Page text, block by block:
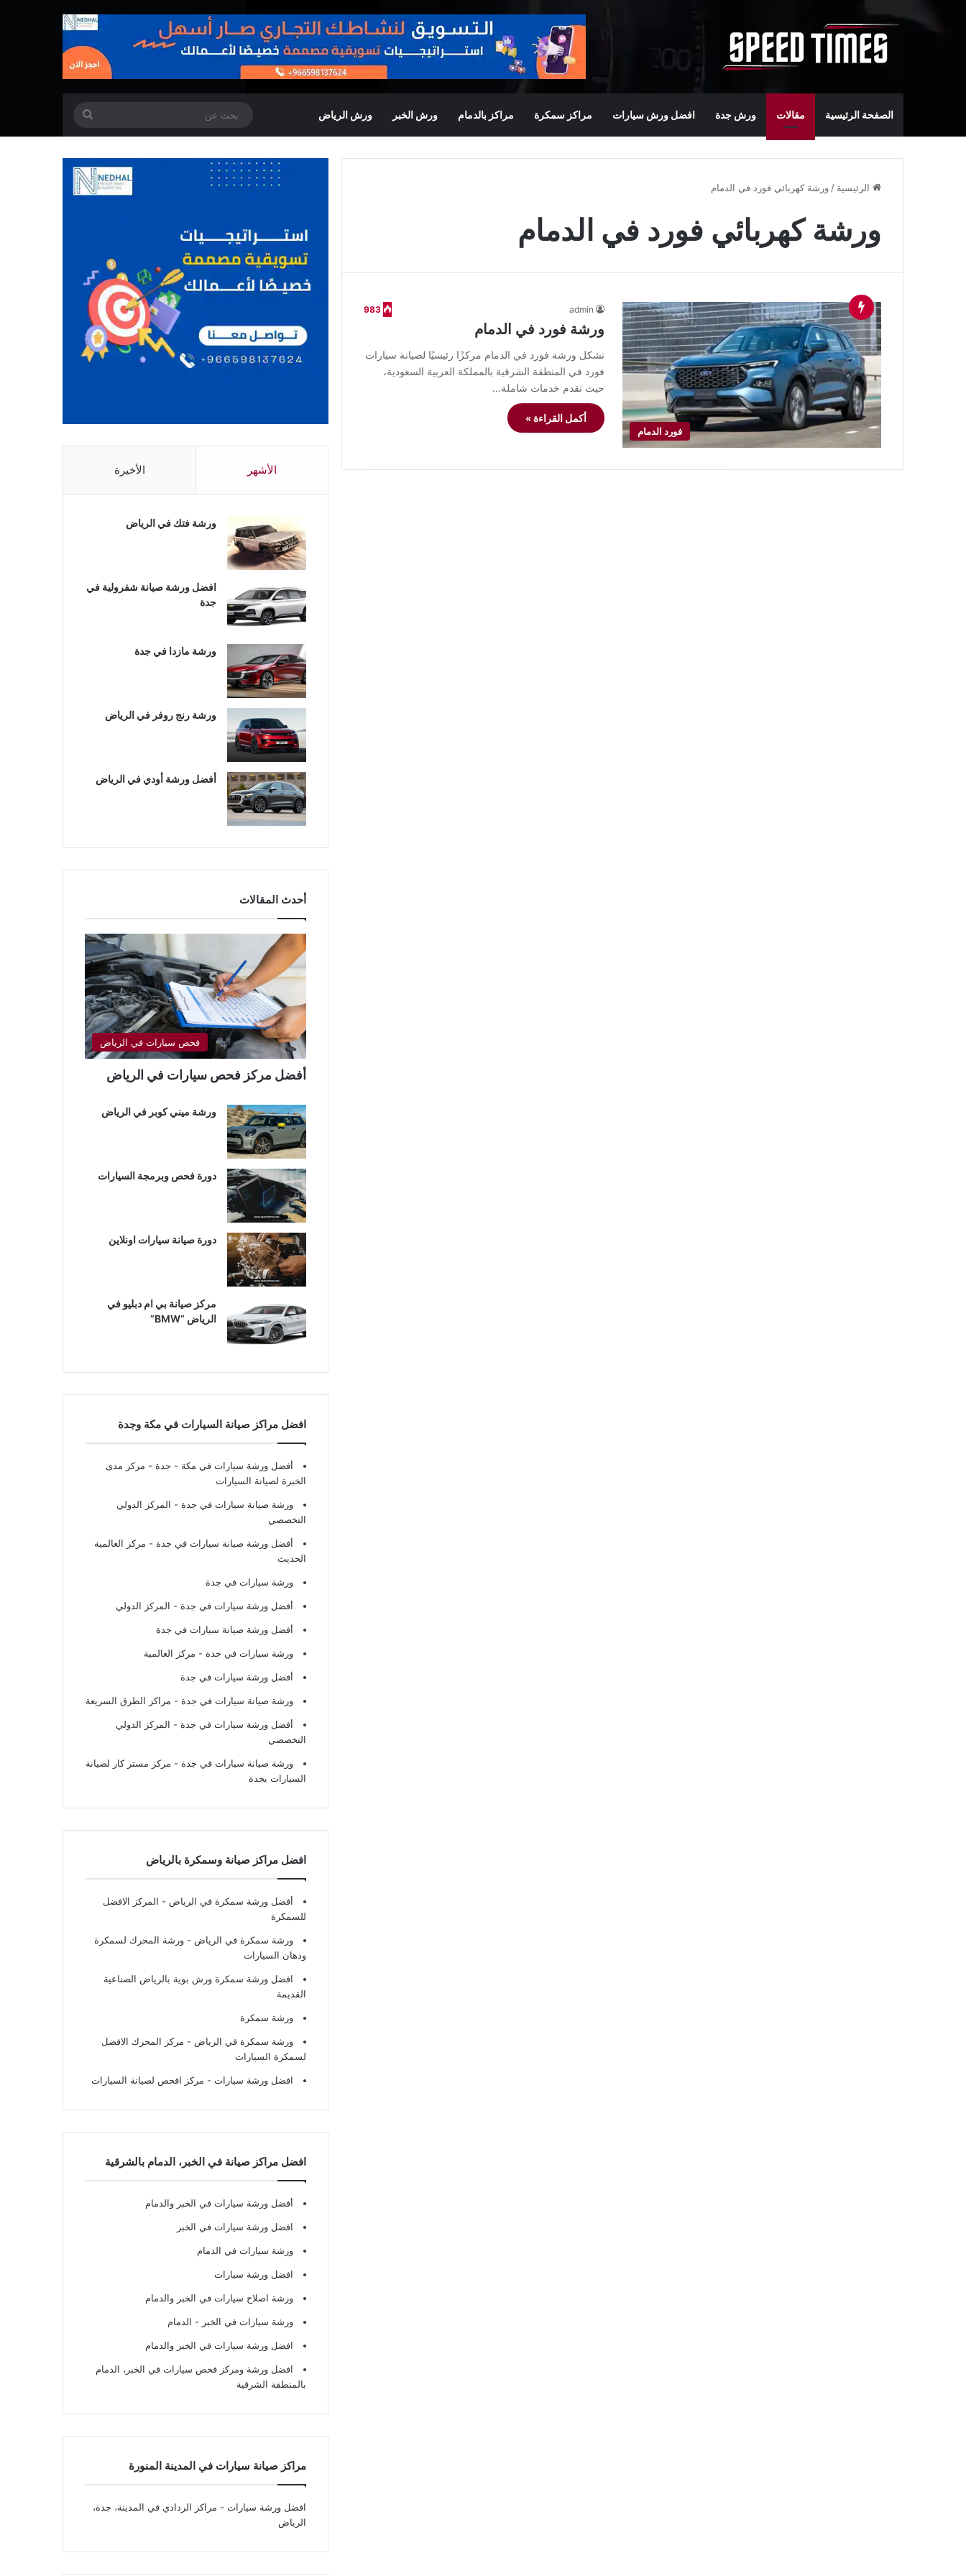
الصفحة الرئيسية مقالات ورش جدة افضل ورش سيارات مراكز سمكرة مراكز بالدمام ورش الخبر ورش الرياض
عن
الرئيسية / ورشة كهربائي فورد في الدمام
ورشة كهربائي فورد في الدمام
فورد الدمام
admin
983
ورشة فورد في الدمام
تشكل ورشة فورد في الدمام مركزًا رئيسيًا لصيانة سيارات
فورد في المنطقة الشرقية بالمملكة العربية السعودية،
حيث تقدم خدمات شاملة…
أكمل القراءة »
الأشهر الأخيرة
ورشة فتك في الرياض
افضل ورشة صيانة شفرولية في
جدة
ورشة مازدا في جدة
ورشة رنج روفر في الرياض
أفضل ورشة أودي في الرياض
أحدث المقالات
فحص سيارات في الرياض
أفضل مركز فحص سيارات في الرياض
ورشة ميني كوبر في الرياض
دورة فحص وبرمجة السيارات
دورة صيانة سيارات اونلاين
مركز صيانة بي ام دبليو في
الرياض “BMW”
افضل مراكز صيانة السيارات في مكة وجدة
أفضل ورشة سيارات في مكة - جدة - مركز مدى
الخبرة لصيانة السيارات
ورشة صيانة سيارات في جدة - المركز الدولي
التخصصي
أفضل ورشة صيانة سيارات في جدة - مركز العالمية
الحديث
ورشة سيارات في جدة
أفضل ورشة سيارات في جدة - المركز الدولي
أفضل ورشة صيانة سيارات في جدة
ورشة سيارات في جدة - مركز العالمية
أفضل ورشة سيارات في جدة
ورشة صيانة سيارات في جدة - مراكز الطرق السريعة
أفضل ورشة سيارات في جدة - المركز الدولي
التخصصي
ورشة صيانة سيارات في جدة - مركز مستر كار لصيانة
السيارات بجدة
افضل مراكز صيانة وسمكرة بالرياض
أفضل ورشة سمكرة في الرياض - المركز الافضل
للسمكرة
ورشة سمكرة في الرياض - ورشة المحرك لسمكرة
ودهان السيارات
افضل ورشة سمكرة ورش بوية بالرياض الصناعية
القديمة
ورشة سمكرة
ورشة سمكرة في الرياض - مركز المحرك الافضل
لسمكرة السيارات
افضل ورشة سيارات - مركز افحص لصيانة السيارات
افضل مراكز صيانة في الخبر، الدمام بالشرقية
أفضل ورشة سيارات في الخبر والدمام
افضل ورشة سيارات في الخبر
ورشة سيارات في الدمام
افضل ورشة سيارات
ورشة اصلاح سيارات في الخبر والدمام
ورشة سيارات في الخبر - الدمام
افضل ورشة سيارات في الخبر والدمام
افضل ورشة ومركز فحص سيارات في الخبر، الدمام
بالمنطقة الشرقية
مراكز صيانة سيارات في المدينة المنورة
افضل ورشة سيارات - مراكز الردادي في المدينة، جدة،
الرياض